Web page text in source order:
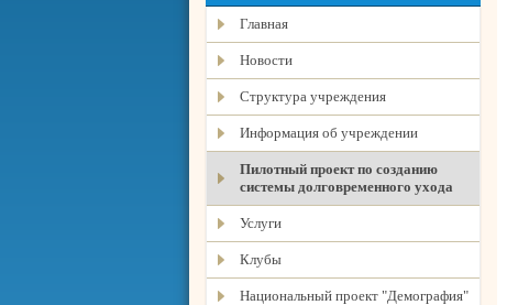
Главная
Новости
Структура учреждения
Информация об учреждении
Пилотный проект по созданию
системы долговременного ухода
Услуги
Клубы
Национальный проект "Демография"